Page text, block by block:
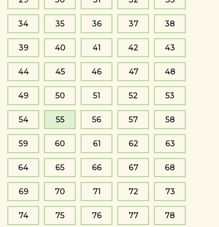
34 35 36 37 38
39 40 41 42 43
44 45 46 47 48
49 50 51 52 53
54 55 56 57 58
59 60 61 62 63
64 65 66 67 68
69 70 71 72 73
74 75 76 77 78